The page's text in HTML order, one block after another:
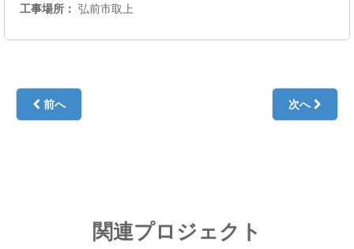
工事場所： 弘前市取上
前へ 次へ
関連プロジェクト
HOUSE-住宅-